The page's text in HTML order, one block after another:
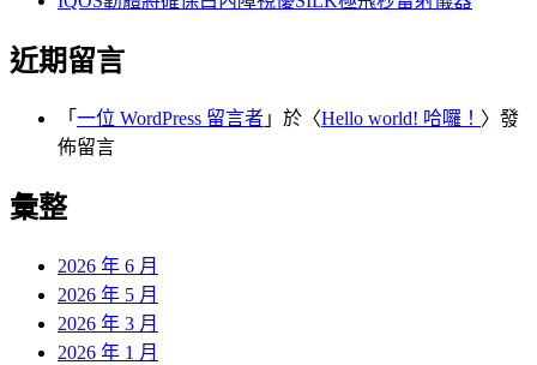
近期留言
「 一位 WordPress 留言者 」於〈Hello world! 哈囉！ 〉發
佈留言
彙整
2026 年 6 月
2026 年 5 月
2026 年 3 月
2026 年 1 月